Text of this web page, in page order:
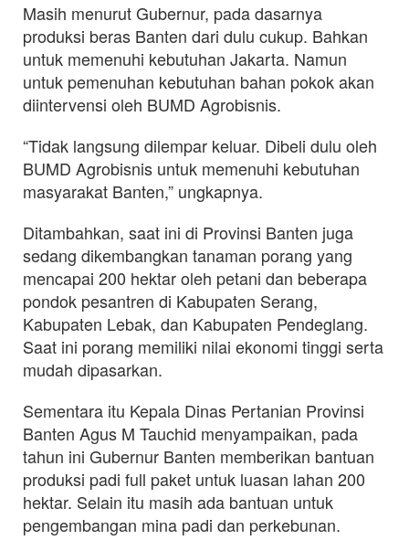
Masih menurut Gubernur, pada dasarnya
produksi beras Banten dari dulu cukup. Bahkan
untuk memenuhi kebutuhan Jakarta. Namun
untuk pemenuhan kebutuhan bahan pokok akan
diintervensi oleh BUMD Agrobisnis.
“Tidak langsung dilempar keluar. Dibeli dulu oleh
BUMD Agrobisnis untuk memenuhi kebutuhan
masyarakat Banten,” ungkapnya.
Ditambahkan, saat ini di Provinsi Banten juga
sedang dikembangkan tanaman porang yang
mencapai 200 hektar oleh petani dan beberapa
pondok pesantren di Kabupaten Serang,
Kabupaten Lebak, dan Kabupaten Pendeglang.
Saat ini porang memiliki nilai ekonomi tinggi serta
mudah dipasarkan.
Sementara itu Kepala Dinas Pertanian Provinsi
Banten Agus M Tauchid menyampaikan, pada
tahun ini Gubernur Banten memberikan bantuan
produksi padi full paket untuk luasan lahan 200
hektar. Selain itu masih ada bantuan untuk
pengembangan mina padi dan perkebunan.